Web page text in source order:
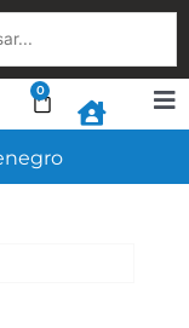
0
Cart